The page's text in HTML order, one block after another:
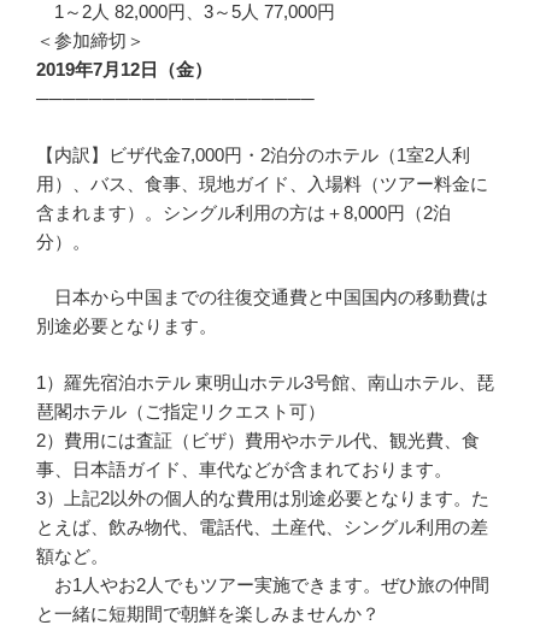
1～2人 82,000円、3～5人 77,000円
＜参加締切＞
2019年7月12日（金）
─────────────────────
【内訳】ビザ代金7,000円・2泊分のホテル（1室2人利
用）、バス、食事、現地ガイド、入場料（ツアー料金に
含まれます）。シングル利用の方は＋8,000円（2泊
分）。
日本から中国までの往復交通費と中国国内の移動費は
別途必要となります。
1）羅先宿泊ホテル 東明山ホテル3号館、南山ホテル、琵
琶閣ホテル（ご指定リクエスト可）
2）費用には査証（ビザ）費用やホテル代、観光費、食
事、日本語ガイド、車代などが含まれております。
3）上記2以外の個人的な費用は別途必要となります。た
とえば、飲み物代、電話代、土産代、シングル利用の差
額など。
お1人やお2人でもツアー実施できます。ぜひ旅の仲間
と一緒に短期間で朝鮮を楽しみませんか？